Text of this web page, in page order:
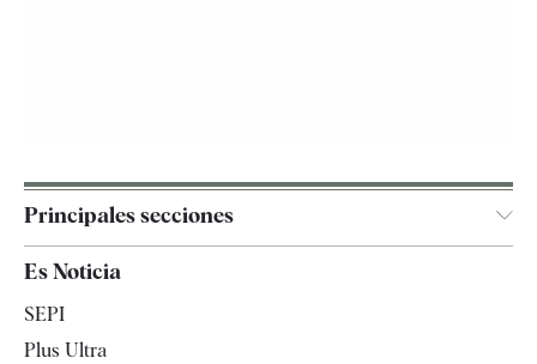
Principales secciones
España
Es Noticia
SEPI
Plus Ultra